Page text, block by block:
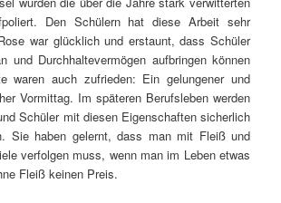
Den Schülern hat diese Arbeit sehr
war glücklich und erstaunt, dass Schüler
und Durchhaltevermögen aufbringen können
waren auch zufrieden: Ein gelungener und
Vormittag. Im späteren Berufsleben werden
Schüler mit diesen Eigenschaften sicherlich
Sie haben gelernt, dass man mit Fleiß und
verfolgen muss, wenn man im Leben etwas
Fleiß keinen Preis.